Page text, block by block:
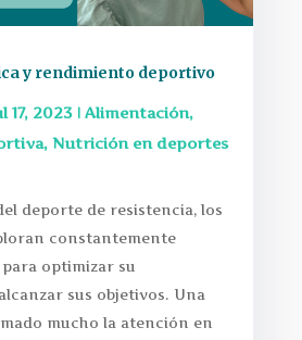
y rendimiento deportivo
17, 2023| Alimentación,
, Nutrición en deportes
deporte de resistencia, los
constantemente
optimizar su
sus objetivos. Una
mucho la atención en